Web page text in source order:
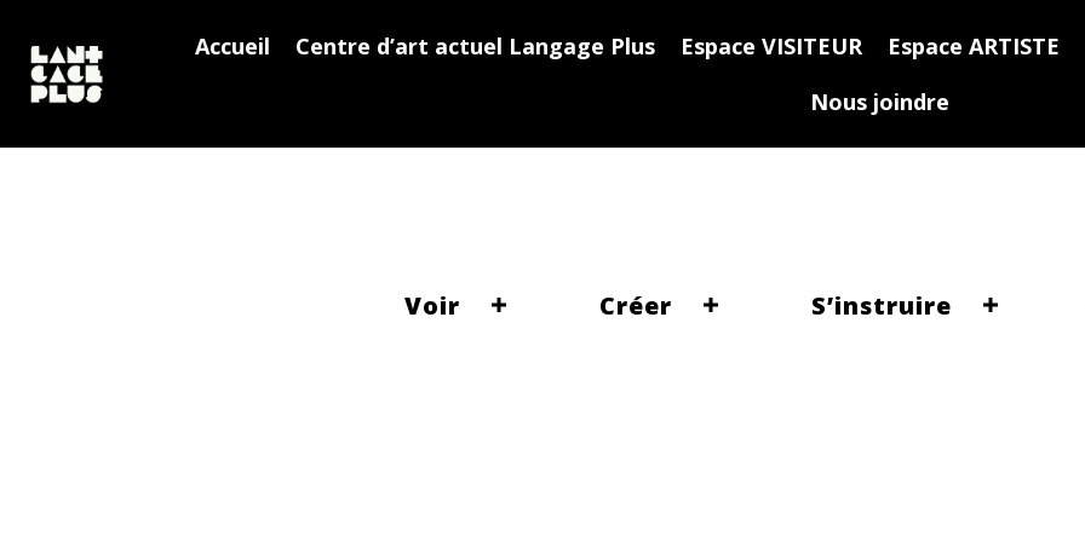
Accueil Centre d’art actuel Langage Plus Espace VISITEUR Espace ARTISTE
Nous joindre
Voir Créer S’instruire